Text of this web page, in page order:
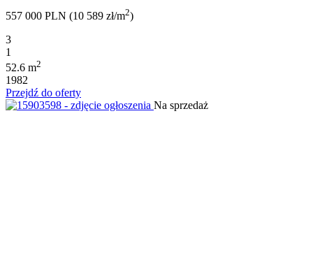
557 000 PLN (10 589 zł/m2)
3
1
52.6 m2
1982
Przejdź do oferty
Na sprzedaż